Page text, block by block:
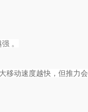
。
移动速度越快，但推力会